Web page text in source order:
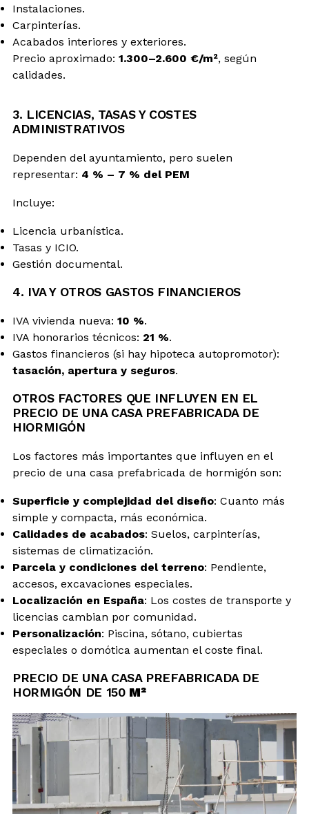
Instalaciones.
Carpinterías.
Acabados interiores y exteriores.
Precio aproximado: 1.300–2.600 €/m², según
calidades.
3. LICENCIAS, TASAS Y COSTES
ADMINISTRATIVOS
Dependen del ayuntamiento, pero suelen
representar: 4 % – 7 % del PEM
Incluye:
Licencia urbanística.
Tasas y ICIO.
Gestión documental.
4. IVA Y OTROS GASTOS FINANCIEROS
IVA vivienda nueva: 10 %.
IVA honorarios técnicos: 21 %.
Gastos financieros (si hay hipoteca autopromotor):
tasación, apertura y seguros.
OTROS FACTORES QUE INFLUYEN EN EL
PRECIO DE UNA CASA PREFABRICADA DE
HIORMIGÓN
Los factores más importantes que influyen en el
precio de una casa prefabricada de hormigón son:
Superficie y complejidad del diseño: Cuanto más
simple y compacta, más económica.
Calidades de acabados: Suelos, carpinterías,
sistemas de climatización.
Parcela y condiciones del terreno: Pendiente,
accesos, excavaciones especiales.
Localización en España: Los costes de transporte y
licencias cambian por comunidad.
Personalización: Piscina, sótano, cubiertas
especiales o domótica aumentan el coste final.
PRECIO DE UNA CASA PREFABRICADA DE
HORMIGÓN DE 150 M²